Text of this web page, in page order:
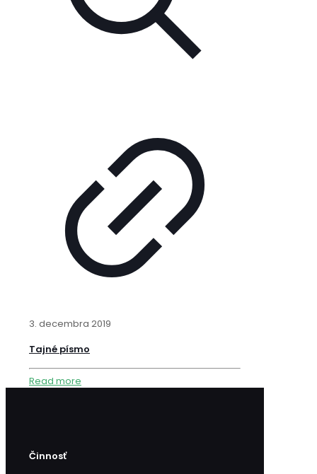
3. decembra 2019
Tajné písmo
Read more
Činnosť